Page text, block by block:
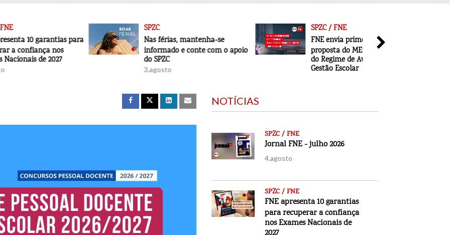
para
Nas férias, mantenha-se
informado e conte com o apoio
SPZC / FNE
FNE envia primeira reação à
proposta do MECI para a revisão
do Regime de Autonomia e
NOTÍCIAS
SPZC / FNE
Jornal FNE - julho 2026
4.agosto
SPZC / FNE
FNE apresenta 10 garantias
para recuperar a confiança
nos Exames Nacionais de